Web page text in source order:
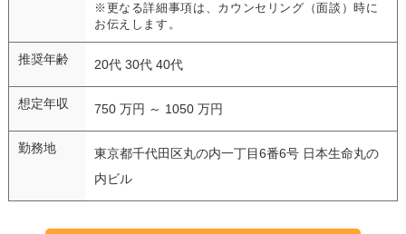
※更なる詳細事項は、カウンセリング（面談）時に
お伝えします。
推奨年齢 20代 30代 40代
想定年収 750 万円 ～ 1050 万円
勤務地
東京都千代田区丸の内一丁目6番6号 日本生命丸の
内ビル